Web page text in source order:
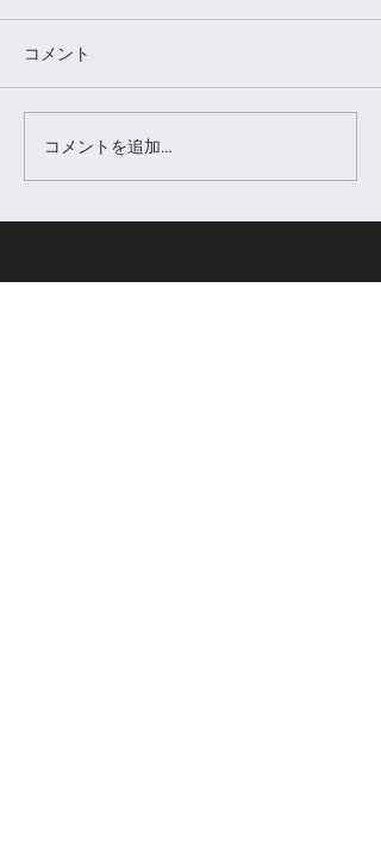
新年のご挨拶
コメント
コメントを追加…